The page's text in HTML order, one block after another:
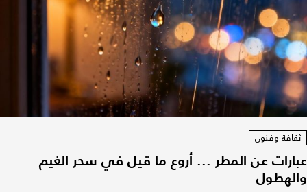
ثقافة وفنون
عبارات عن المطر ... أروع ما قيل في سحر الغيم
والهطول